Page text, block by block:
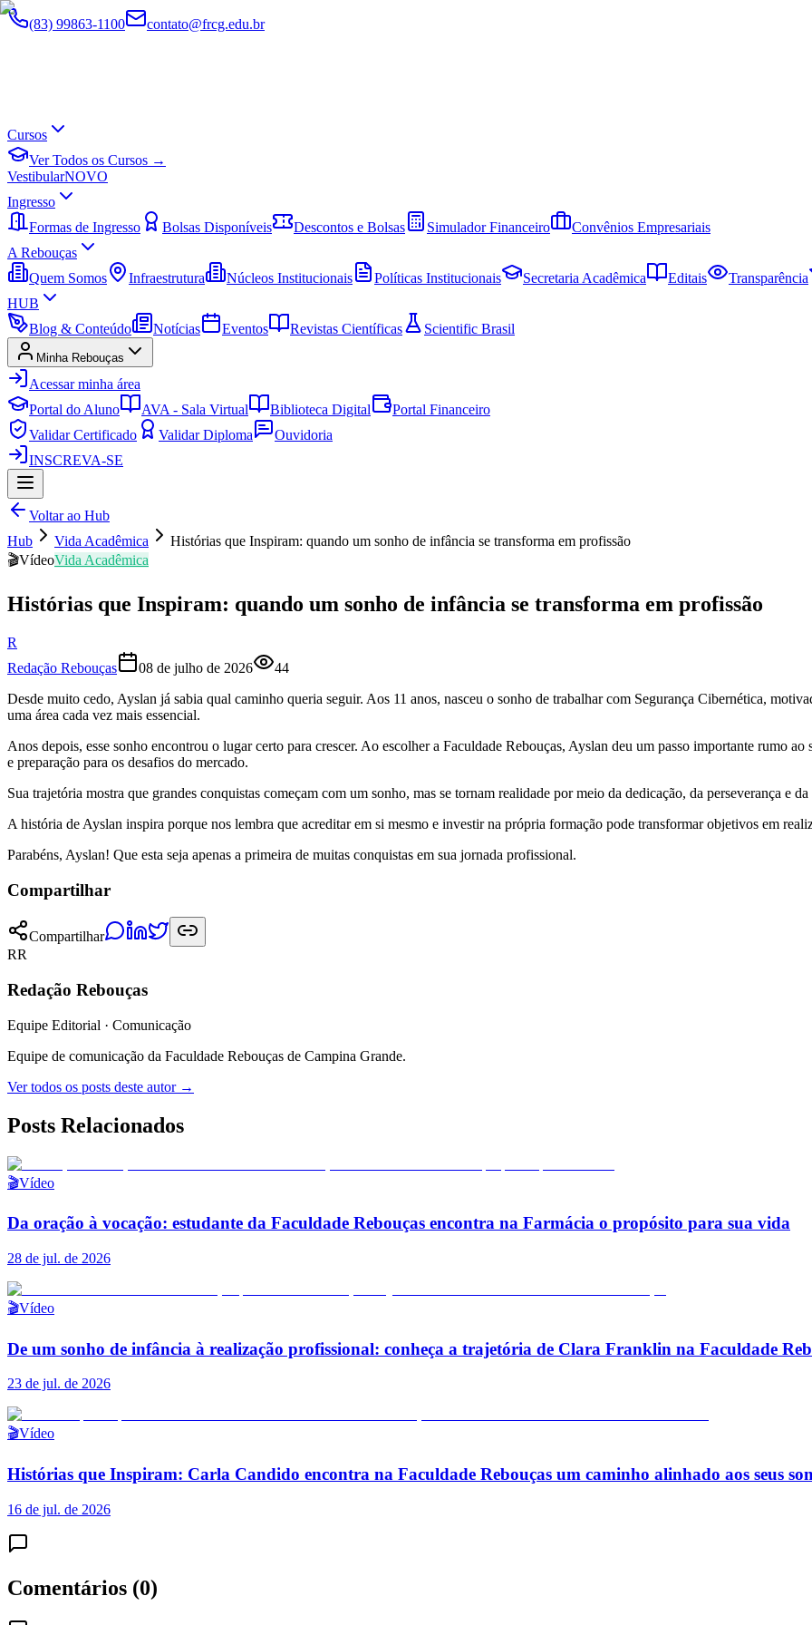
(83) 99863-1100 contato@frcg.edu.br
Cursos
Ver Todos os Cursos →
VestibularNOVO
Ingresso
Formas de Ingresso
Bolsas Disponíveis Descontos e Bolsas Simulador Financeiro
Convênios Empresariais
A Rebouças
Quem Somos
Infraestrutura Núcleos Institucionais Políticas Institucionais Secretaria Acadêmica Editais Transparência
HUB
Blog & Conteúdo
Notícias Eventos Revistas Científicas Scientific Brasil
Minha Rebouças
Acessar minha área
Portal do Aluno
AVA - Sala Virtual Biblioteca Digital
Portal Financeiro
Validar Certificado
Validar Diploma
Ouvidoria
INSCREVA-SE
Voltar ao Hub
Hub
Vida Acadêmica
Histórias que Inspiram: quando um sonho de infância se transforma em profissão
🎬VídeoVida Acadêmica
Histórias que Inspiram: quando um sonho de infância se transforma em profissão
R
Redação Rebouças
08 de julho de 2026
44
Desde muito cedo, Ayslan já sabia qual caminho queria seguir. Aos 11 anos, nasceu o sonho de trabalhar com Segurança Cibernética,
uma área cada vez mais essencial.
Anos depois, esse sonho encontrou o lugar certo para crescer. Ao escolher a Faculdade Rebouças, Ayslan deu um passo importante rumo
e preparação para os desafios do mercado.
Sua trajetória mostra que grandes conquistas começam com um sonho, mas se tornam realidade por meio da dedicação, da perseverança e
A história de Ayslan inspira porque nos lembra que acreditar em si mesmo e investir na própria formação pode transformar objetivos em
Parabéns, Ayslan! Que esta seja apenas a primeira de muitas conquistas em sua jornada profissional.
Compartilhar
Compartilhar
RR
Redação Rebouças
Equipe Editorial · Comunicação
Equipe de comunicação da Faculdade Rebouças de Campina Grande.
Ver todos os posts deste autor →
Posts Relacionados
🎬Vídeo
Da oração à vocação: estudante da Faculdade Rebouças encontra na Farmácia o propósito para sua vida
28 de jul. de 2026
🎬Vídeo
De um sonho de infância à realização profissional: conheça a trajetória de Clara Franklin na Faculdade
23 de jul. de 2026
🎬Vídeo
Histórias que Inspiram: Carla Candido encontra na Faculdade Rebouças um caminho alinhado aos seus
16 de jul. de 2026
Comentários (0)